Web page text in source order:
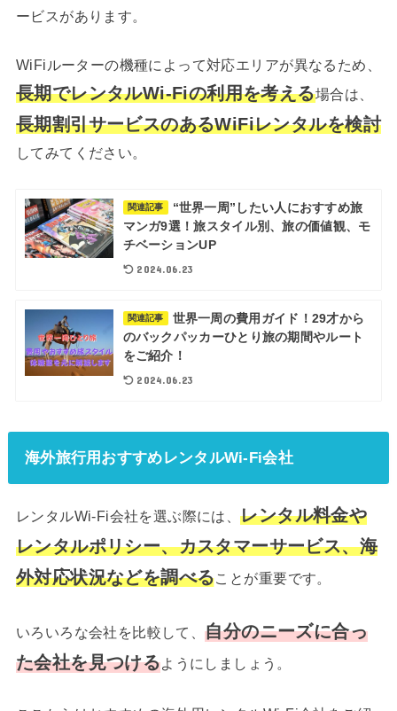
ービスがあります。
WiFiルーターの機種によって対応エリアが異なるため、
長期でレンタルWi-Fiの利用を考える場合は、
長期割引サービスのあるWiFiレンタルを検討
してみてください。
関連記事
“世界一周”したい人におすすめ旅
マンガ9選！旅スタイル別、旅の価値観、モ
チベーションUP
2024.06.23
関連記事
世界一周の費用ガイド！29才から
のバックパッカーひとり旅の期間やルート
をご紹介！
2024.06.23
海外旅行用おすすめレンタルWi-Fi会社
レンタルWi-Fi会社を選ぶ際には、レンタル料金や
レンタルポリシー、カスタマーサービス、海
外対応状況などを調べることが重要です。
いろいろな会社を比較して、自分のニーズに合っ
た会社を見つけるようにしましょう。